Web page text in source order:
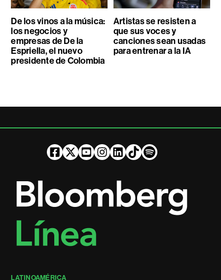
De los vinos a la música:
los negocios y
empresas de De la
Espriella, el nuevo
presidente de Colombia
Artistas se resisten a
que sus voces y
canciones sean usadas
para entrenar a la IA
LATINOAMÉRICA